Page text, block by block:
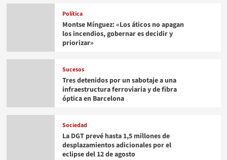
Política
Montse Mínguez: «Los áticos no apagan
los incendios, gobernar es decidir y
priorizar»
Sucesos
Tres detenidos por un sabotaje a una
infraestructura ferroviaria y de fibra
óptica en Barcelona
Sociedad
La DGT prevé hasta 1,5 millones de
desplazamientos adicionales por el
eclipse del 12 de agosto